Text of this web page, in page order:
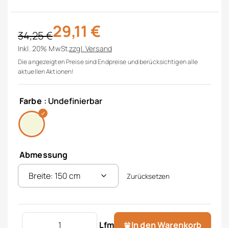
34,25€
Ursprünglicher Preis war: 34,25 €
29,11 €
Aktueller Preis ist: 29,11 €.
Inkl. 20% MwSt.zzgl.Versand
Die angezeigten Preise sind Endpreise und berücksichtigen alle
aktuellen Aktionen!
Farbe : Undefinierbar
Abmessung
Zurücksetzen
Lfm
Kinderverdunkelungsdekor 80% Menge
In den Warenkorb